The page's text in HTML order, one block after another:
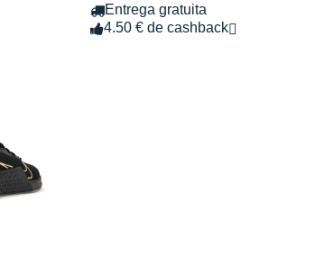
Entrega gratuita
4.50 € de cashback